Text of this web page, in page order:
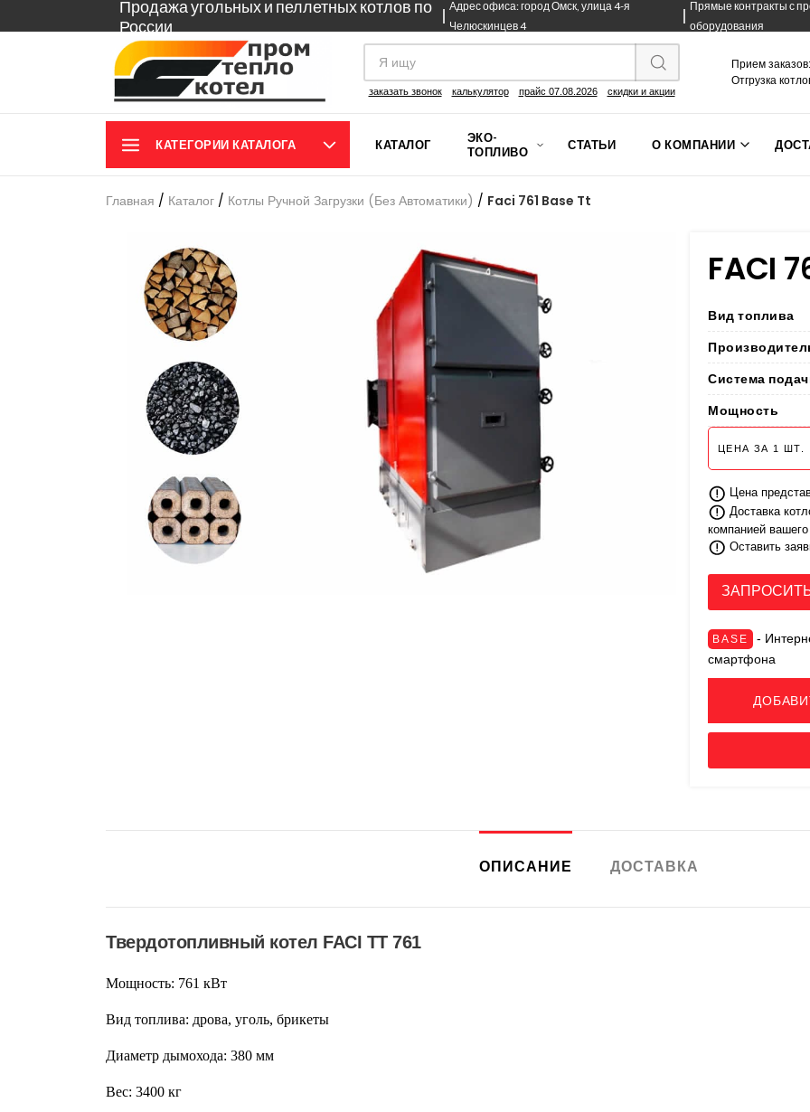
Продажа угольных и пеллетных котлов по
России
Адрес офиса: город Омск, улица 4-я
Челюскинцев 4
Прямые контракты с
оборудования
заказать звонок калькулятор прайс 07.08.2026 скидки и акции
Прием
Отгрузка
КАТЕГОРИИ КАТАЛОГА КАТАЛОГ
ЭКО-
ТОПЛИВО
СТАТЬИ О КОМПАНИИ
Главная / Каталог / Котлы Ручной Загрузки (без Автоматики) / Faci 761 Base Tt
FACI
Вид топлива
Система
Мощность
ЦЕНА ЗА 1 ШТ.
Цена
Доставка
компанией вашего
Оставить
BASE
-
смартфона
ОПИСАНИЕ ДОСТАВКА
Твердотопливный котел FACI TT 761
Мощность: 761 кВт
Вид топлива: дрова, уголь, брикеты
Диаметр дымохода: 380 мм
Вес: 3400 кг